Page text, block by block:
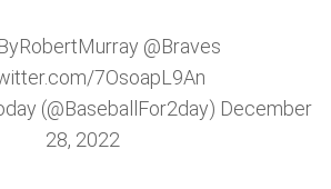
@Braves
7OsoapL9An
(@BaseballFor2day) December
28, 2022